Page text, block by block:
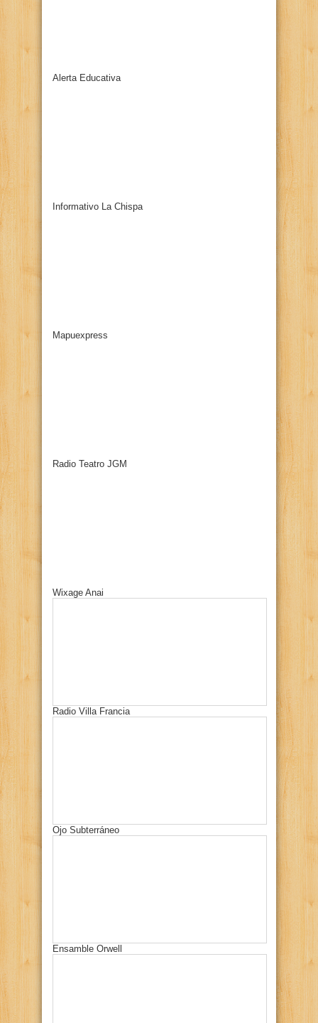
Alerta Educativa
Informativo La Chispa
Mapuexpress
Radio Teatro JGM
Wixage Anai
Radio Villa Francia
Ojo Subterráneo
Ensamble Orwell